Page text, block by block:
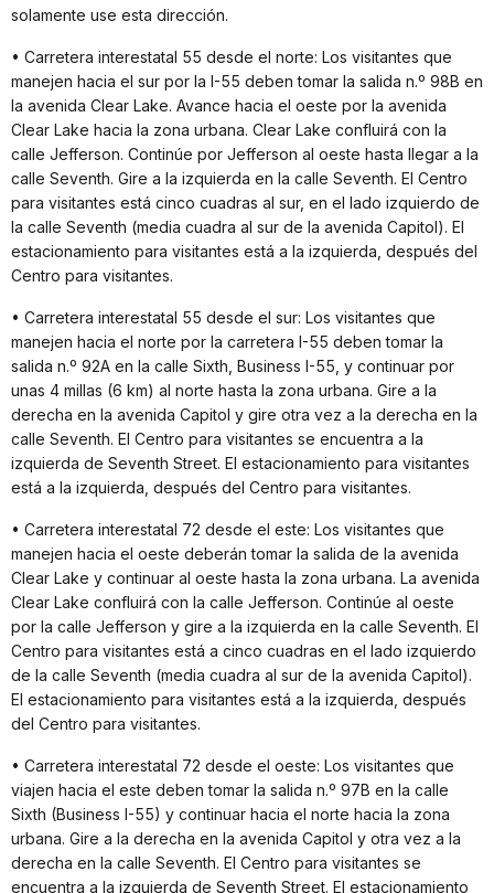
solamente use esta dirección.
• Carretera interestatal 55 desde el norte: Los visitantes que
manejen hacia el sur por la I-55 deben tomar la salida n.º 98B en
la avenida Clear Lake. Avance hacia el oeste por la avenida
Clear Lake hacia la zona urbana. Clear Lake confluirá con la
calle Jefferson. Continúe por Jefferson al oeste hasta llegar a la
calle Seventh. Gire a la izquierda en la calle Seventh. El Centro
para visitantes está cinco cuadras al sur, en el lado izquierdo de
la calle Seventh (media cuadra al sur de la avenida Capitol). El
estacionamiento para visitantes está a la izquierda, después del
Centro para visitantes.
• Carretera interestatal 55 desde el sur: Los visitantes que
manejen hacia el norte por la carretera I-55 deben tomar la
salida n.º 92A en la calle Sixth, Business I-55, y continuar por
unas 4 millas (6 km) al norte hasta la zona urbana. Gire a la
derecha en la avenida Capitol y gire otra vez a la derecha en la
calle Seventh. El Centro para visitantes se encuentra a la
izquierda de Seventh Street. El estacionamiento para visitantes
está a la izquierda, después del Centro para visitantes.
• Carretera interestatal 72 desde el este: Los visitantes que
manejen hacia el oeste deberán tomar la salida de la avenida
Clear Lake y continuar al oeste hasta la zona urbana. La avenida
Clear Lake confluirá con la calle Jefferson. Continúe al oeste
por la calle Jefferson y gire a la izquierda en la calle Seventh. El
Centro para visitantes está a cinco cuadras en el lado izquierdo
de la calle Seventh (media cuadra al sur de la avenida Capitol).
El estacionamiento para visitantes está a la izquierda, después
del Centro para visitantes.
• Carretera interestatal 72 desde el oeste: Los visitantes que
viajen hacia el este deben tomar la salida n.º 97B en la calle
Sixth (Business I-55) y continuar hacia el norte hacia la zona
urbana. Gire a la derecha en la avenida Capitol y otra vez a la
derecha en la calle Seventh. El Centro para visitantes se
encuentra a la izquierda de Seventh Street. El estacionamiento